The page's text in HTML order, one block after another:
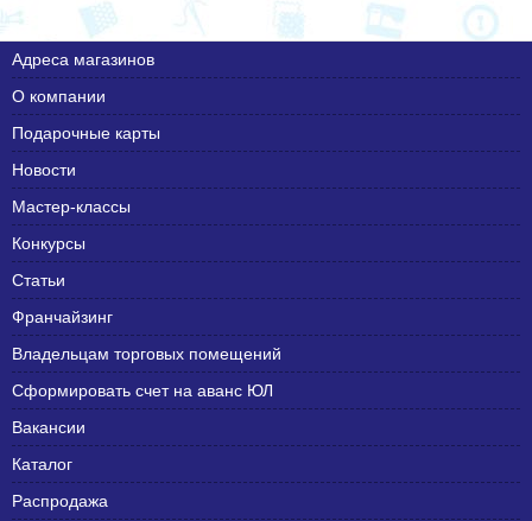
Адреса магазинов
О компании
Подарочные карты
Новости
Мастер-классы
Конкурсы
Статьи
Франчайзинг
Владельцам торговых помещений
Сформировать счет на аванс ЮЛ
Вакансии
Каталог
Распродажа